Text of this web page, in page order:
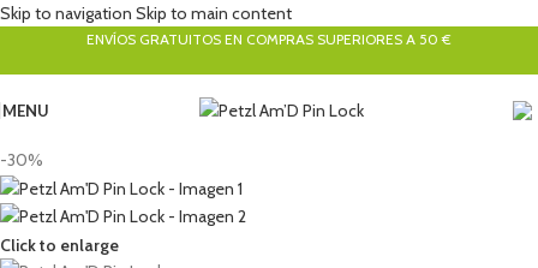
Skip to navigation Skip to main content
ENVÍOS GRATUITOS EN COMPRAS SUPERIORES A 50 €
MENU
-30%
Click to enlarge